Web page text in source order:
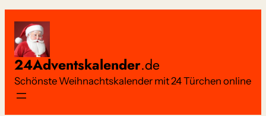
Inhalt
springen
24Adventskalender.de
Schönste Weihnachtskalender mit 24 Türchen online